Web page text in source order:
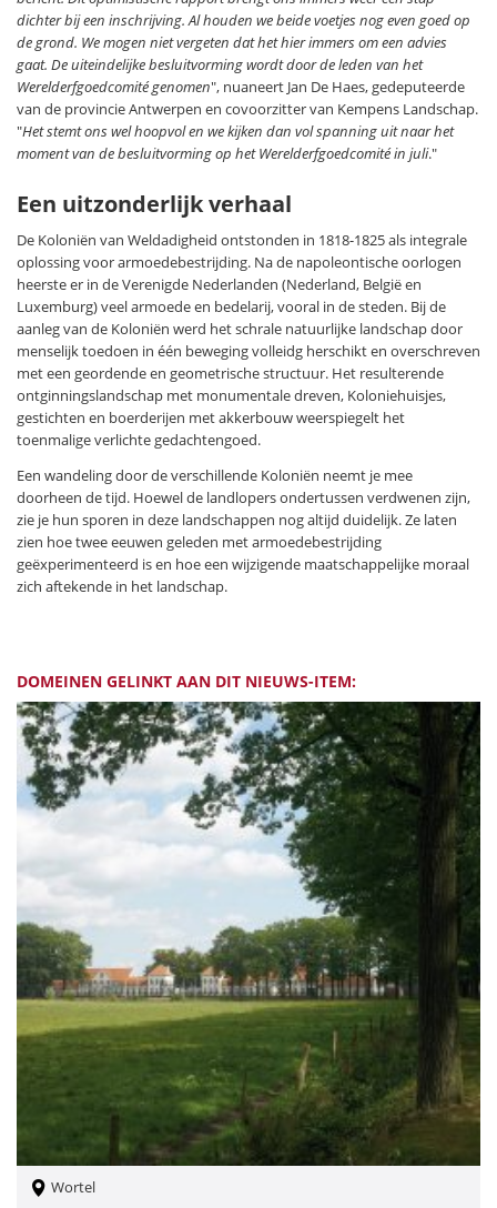
dichter bij een inschrijving. Al houden we beide voetjes nog even goed op
de grond. We mogen niet vergeten dat het hier immers om een advies
gaat. De uiteindelijke besluitvorming wordt door de leden van het
Werelderfgoedcomité genomen", nuaneert Jan De Haes, gedeputeerde
van de provincie Antwerpen en covoorzitter van Kempens Landschap.
"Het stemt ons wel hoopvol en we kijken dan vol spanning uit naar het
moment van de besluitvorming op het Werelderfgoedcomité in juli."
Een uitzonderlijk verhaal
De Koloniën van Weldadigheid ontstonden in 1818-1825 als integrale
oplossing voor armoedebestrijding. Na de napoleontische oorlogen
heerste er in de Verenigde Nederlanden (Nederland, België en
Luxemburg) veel armoede en bedelarij, vooral in de steden. Bij de
aanleg van de Koloniën werd het schrale natuurlijke landschap door
menselijk toedoen in één beweging volleidg herschikt en overschreven
met een geordende en geometrische structuur. Het resulterende
ontginningslandschap met monumentale dreven, Koloniehuisjes,
gestichten en boerderijen met akkerbouw weerspiegelt het
toenmalige verlichte gedachtengoed.
Een wandeling door de verschillende Koloniën neemt je mee
doorheen de tijd. Hoewel de landlopers ondertussen verdwenen zijn,
zie je hun sporen in deze landschappen nog altijd duidelijk. Ze laten
zien hoe twee eeuwen geleden met armoedebestrijding
geëxperimenteerd is en hoe een wijzigende maatschappelijke moraal
zich aftekende in het landschap.
DOMEINEN GELINKT AAN DIT NIEUWS-ITEM:
Wortel